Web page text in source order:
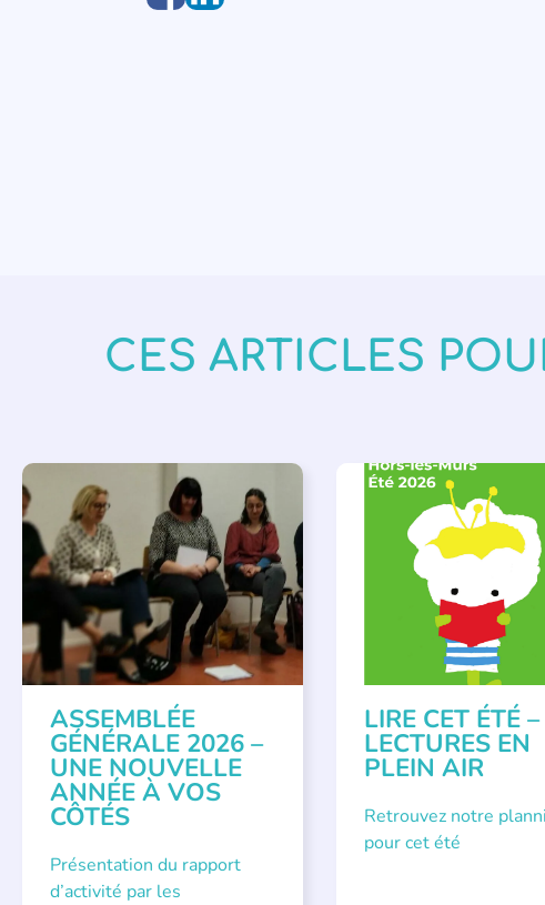
CES ARTICLES
APPEL À SOUTIEN ,
VIE DE L'ASSOCIATION
ASSEMBLÉE
GÉNÉRALE 2026 –
UNE NOUVELLE
ANNÉE À VOS
CÔTÉS
Présentation du rapport
d’activité par les
BIBLIOTHÈQUES ,
LECTURE INDIVIDUALISÉE ,
LITTÉRATURE JEUNESSE
LIRE CET ÉTÉ –
LECTURES EN
PLEIN AIR
Retrouvez notre
pour cet été